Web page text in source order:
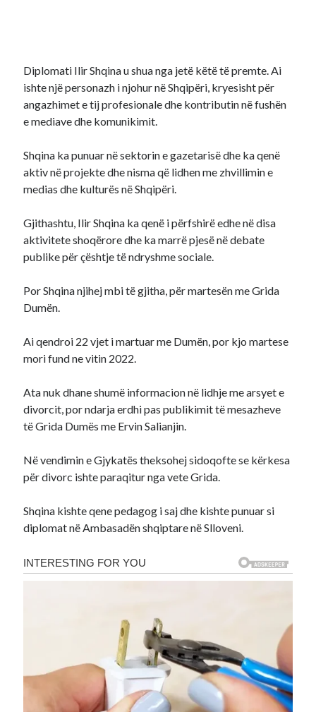
Diplomati Ilir Shqina u shua nga jetë këtë të premte. Ai
ishte një personazh i njohur në Shqipëri, kryesisht për
angazhimet e tij profesionale dhe kontributin në fushën
e mediave dhe komunikimit.
Shqina ka punuar në sektorin e gazetarisë dhe ka qenë
aktiv në projekte dhe nisma që lidhen me zhvillimin e
medias dhe kulturës në Shqipëri.
Gjithashtu, Ilir Shqina ka qenë i përfshirë edhe në disa
aktivitete shoqërore dhe ka marrë pjesë në debate
publike për çështje të ndryshme sociale.
Por Shqina njihej mbi të gjitha, për martesën me Grida
Dumën.
Ai qendroi 22 vjet i martuar me Dumën, por kjo martese
mori fund ne vitin 2022.
Ata nuk dhane shumë informacion në lidhje me arsyet e
divorcit, por ndarja erdhi pas publikimit të mesazheve
të Grida Dumës me Ervin Salianjin.
Në vendimin e Gjykatës theksohej sidoqofte se kërkesa
për divorc ishte paraqitur nga vete Grida.
Shqina kishte qene pedagog i saj dhe kishte punuar si
diplomat në Ambasadën shqiptare në Slloveni.